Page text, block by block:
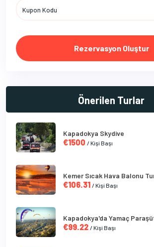
Rezervasyon Oluştur
Önerilen Turlar
Kapadokya Skydive
€1500 / Kişi Başı
Kemer Sıcak Hava Balonu
€106.31 / Kişi Başı
Kapadokya'da Yamaç
€99.22 / Kişi Başı